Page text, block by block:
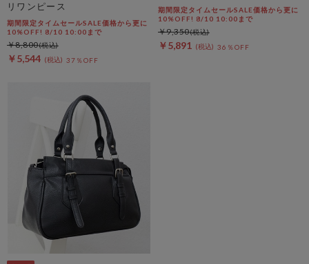
リワンピース
期間限定タイムセールSALE価格から更に
10%OFF! 8/10 10:00まで
￥5,544 37％OFF
￥8,800
期間限定タイムセールSALE価格から更に
10%OFF! 8/10 10:00まで
￥5,891 36％OFF
￥9,350